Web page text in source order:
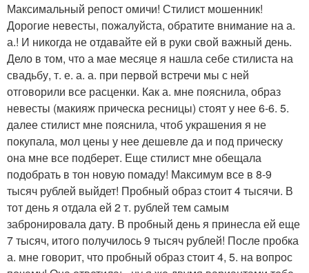
Максимальный репост омичи! Стилист мошенник!
Дорогие невесты, пожалуйста, обратите внимание на а.
а.! И никогда не отдавайте ей в руки свой важный день.
Дело в том, что а мае месяце я нашла себе стилиста на
свадьбу, т. е. а. а. при первой встречи мы с ней
отговорили все расценки. Как а. мне пояснила, образ
невесты (макияж прическа ресницы) стоят у нее 6-6. 5.
далее стилист мне пояснила, чтоб украшения я не
покупала, мол цены у нее дешевле да и под прическу
она мне все подберет. Еще стилист мне обещала
подобрать в тон новую помаду! Максимум все в 8-9
тысяч рублей выйдет! Пробный образ стоит 4 тысячи. В
тот день я отдала ей 2 т. рублей тем самым
забронировала дату. В пробный день я принесла ей еще
7 тысяч, итого получилось 9 тысяч рублей! После пробка
а. мне говорит, что пробный образ стоит 4, 5. на вопрос